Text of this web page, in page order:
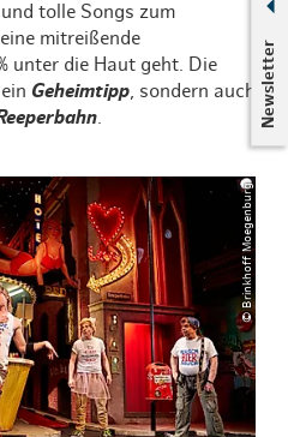
Newsletter
tolle Songs zum
mitreißende
unter die Haut geht. Die
Geheimtipp , sondern auch
© Brinkhoff Moegenburg